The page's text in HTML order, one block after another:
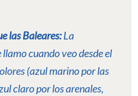
las Baleares:La
llamo cuando veo desde el
(azul marino por las
claro por los arenales,